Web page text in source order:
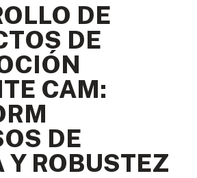
DE
DE
CAM:
DE
Y ROBUSTEZ